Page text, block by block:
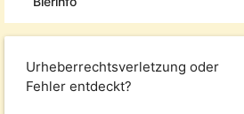
Urheberrechtsverletzung oder
Fehler entdeckt?